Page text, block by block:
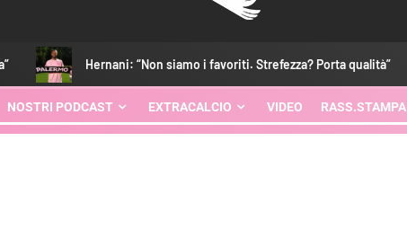
Hernani: “Non siamo i favoriti. Strefezza? Porta qualità”
NOSTRI PODCAST EXTRACALCIO VIDEO RASS.STAMPA